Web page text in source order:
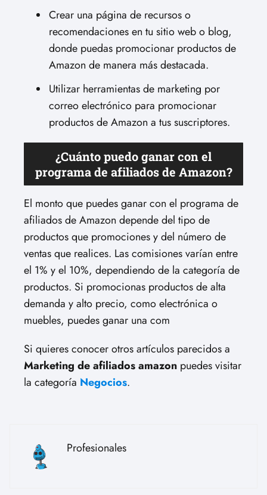
Crear una página de recursos o
recomendaciones en tu sitio web o blog,
donde puedas promocionar productos de
Amazon de manera más destacada.
Utilizar herramientas de marketing por
correo electrónico para promocionar
productos de Amazon a tus suscriptores.
¿Cuánto puedo ganar con el
programa de afiliados de Amazon?
El monto que puedes ganar con el programa de
afiliados de Amazon depende del tipo de
productos que promociones y del número de
ventas que realices. Las comisiones varían entre
el 1% y el 10%, dependiendo de la categoría de
productos. Si promocionas productos de alta
demanda y alto precio, como electrónica o
muebles, puedes ganar una com
Si quieres conocer otros artículos parecidos a
Marketing de afiliados amazon puedes visitar
la categoría Negocios.
Profesionales